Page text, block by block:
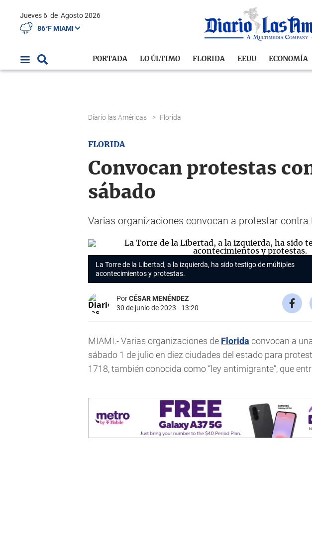
Jueves 6 de Agosto 2026
86°F MIAMI
PORTADA LO ÚLTIMO FLORIDA EEUU ECONOMÍA
Diario las Américas > Florida
FLORIDA
Convocan protestas
sábado
Varias organizaciones convocan a protestar
La Torre de la Libertad, a la izquierda, ha sido testigo de múltiples
acontecimientos y protestas.
PorCÉSAR MENÉNDEZ
30 de junio de 2023 - 13:20
MIAMI.- Varias organizaciones de Florida convocan a
sábado 1 de julio en diez ciudades del estado para
1718, también conocida como “ley antimigrante”, que